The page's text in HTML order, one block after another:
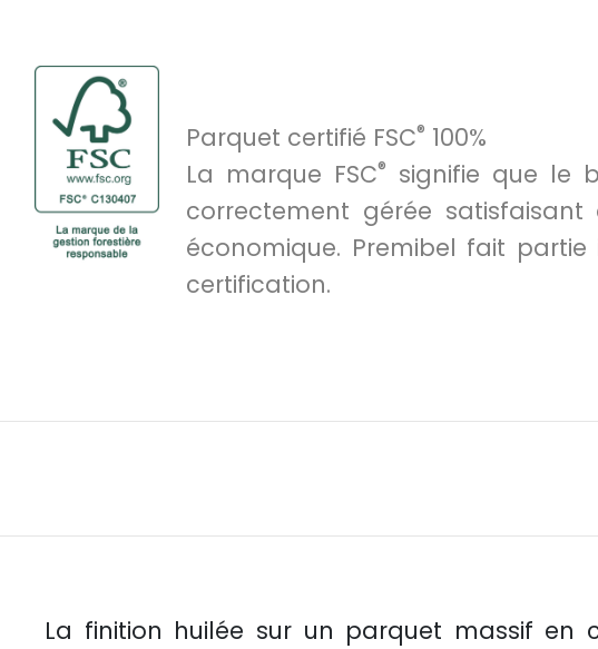
Parquet certifié FSC® 100%
La marque FSC®
signifie que le
correctement gérée
économique. Premibel fait
certification.
La finition huilée sur un parquet massif